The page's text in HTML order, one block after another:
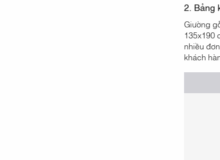
2. Bảng
Giường
135x190
nhiều
khách